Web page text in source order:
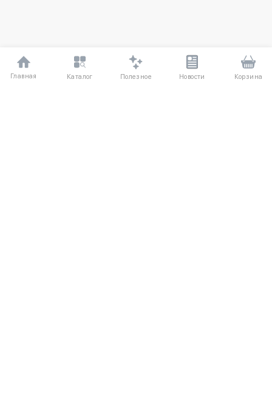
Главная Каталог Полезное Новости Корзина